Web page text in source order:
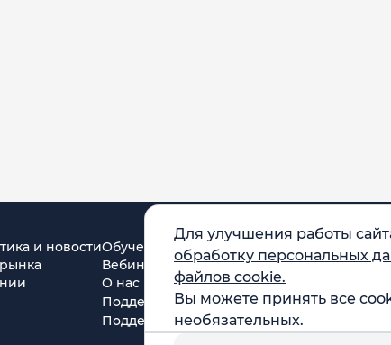
Для улучшения работы
обработку персональных
файлов cookie.
Вы можете принять все
необязательных.
и новостиОбучение
Вебинары
О нас
Поддержка в Telegram
Поддержка в MAX